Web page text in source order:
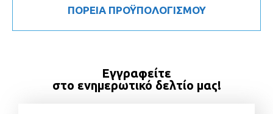
ΠΟΡΕΙΑ ΠΡΟΫΠΟΛΟΓΙΣΜΟΥ
Εγγραφείτε
στο ενημερωτικό δελτίο μας!